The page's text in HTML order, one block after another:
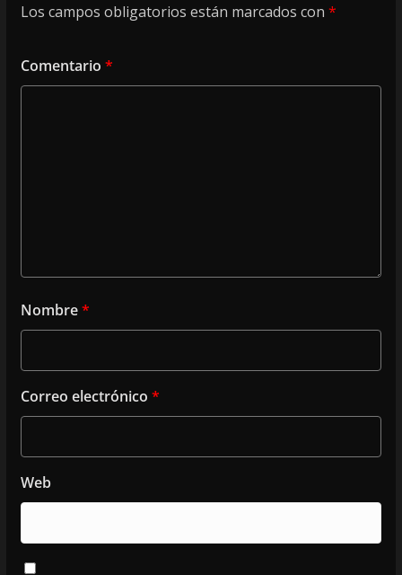
Los campos obligatorios están marcados con *
Comentario *
Nombre*
Correo electrónico *
Web